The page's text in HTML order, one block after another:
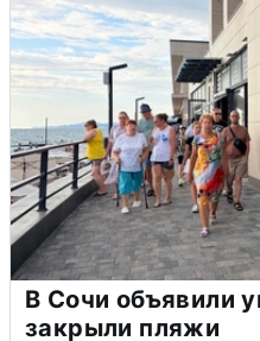
В Сочи объявили
закрыли пляжи